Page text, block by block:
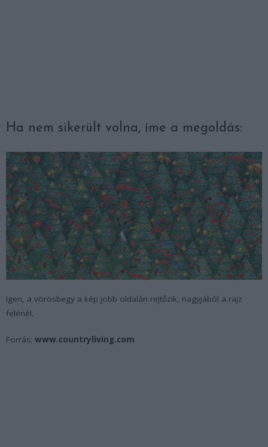
Ha nem sikerült volna, íme a megoldás:
Igen, a vörösbegy a kép jobb oldalán rejtőzik, nagyjából a rajz
felénél.
Forrás: www.countryliving.com